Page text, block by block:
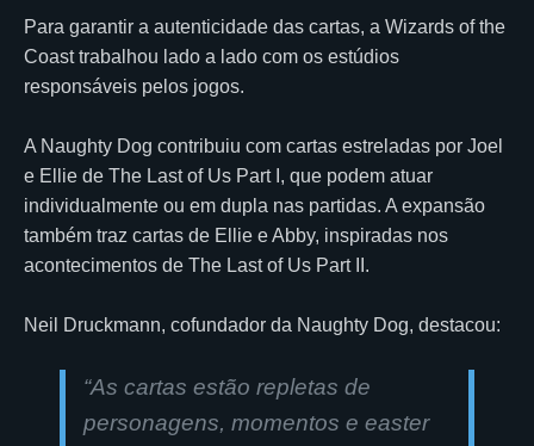
Para garantir a autenticidade das cartas, a Wizards of the
Coast trabalhou lado a lado com os estúdios
responsáveis pelos jogos.
A Naughty Dog contribuiu com cartas estreladas por Joel
e Ellie de The Last of Us Part I, que podem atuar
individualmente ou em dupla nas partidas. A expansão
também traz cartas de Ellie e Abby, inspiradas nos
acontecimentos de The Last of Us Part II.
Neil Druckmann, cofundador da Naughty Dog, destacou:
“As cartas estão repletas de
personagens, momentos e easter